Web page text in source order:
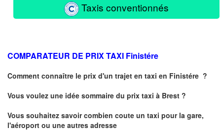
Taxis conventionnés
COMPARATEUR DE PRIX TAXI Finistére
Comment connaître le prix d'un trajet en taxi en Finistére ?
Vous voulez une idée sommaire du prix taxi à Brest ?
Vous souhaitez savoir combien coute un taxi pour la gare,
l'aéroport ou une autres adresse